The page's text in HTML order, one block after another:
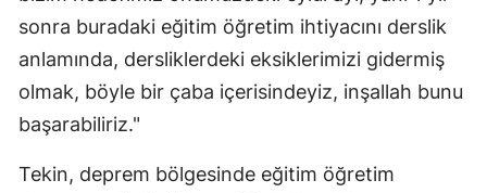
sonra buradaki eğitim öğretim ihtiyacını derslik
anlamında, dersliklerdeki eksiklerimizi gidermiş
olmak, böyle bir çaba içerisindeyiz, inşallah bunu
başarabiliriz."
Tekin, deprem bölgesinde eğitim öğretim